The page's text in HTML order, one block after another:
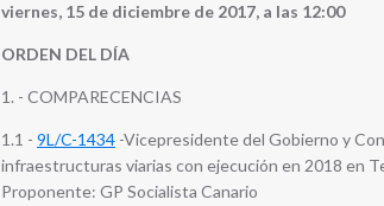
viernes, 15 de diciembre de 2017, a las 12:00
ORDEN DEL DÍA
1. - COMPARECENCIAS
1.1 - 9L/C-1434 -Vicepresidente del Gobierno y
infraestructuras viarias con ejecución en 2018 en
Proponente: GP Socialista Canario